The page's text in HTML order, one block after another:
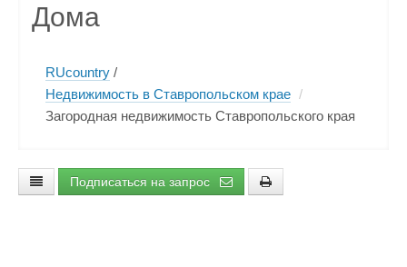
Дома
RUcountry /
Недвижимость в Ставропольском крае /
Загородная недвижимость Ставропольского края
Подписаться на запрос